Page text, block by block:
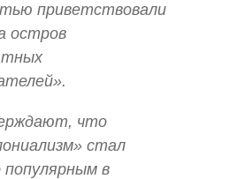
приветствовали
остров
что
стал
в